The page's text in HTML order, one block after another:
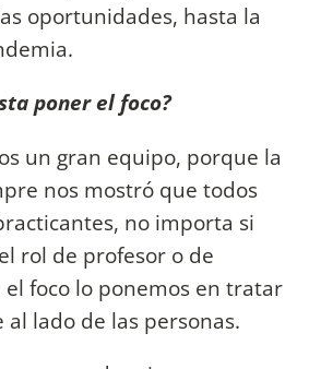
oportunidades, hasta la
poner el foco?
un gran equipo, porque la
nos mostró que todos
no importa si
rol de profesor o de
el foco lo ponemos en tratar
lado de las personas.